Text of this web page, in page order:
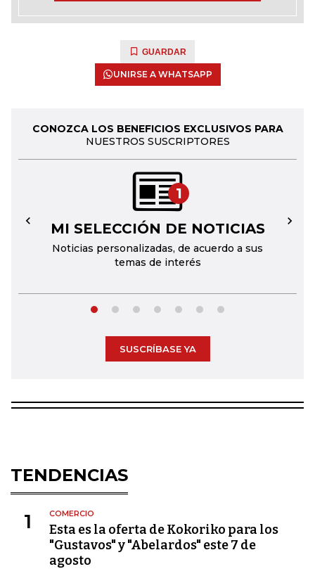
GUARDAR
UNIRSE A WHATSAPP
CONOZCA LOS BENEFICIOS EXCLUSIVOS PARA
NUESTROS SUSCRIPTORES
1
MI SELECCIÓN DE NOTICIAS
Noticias personalizadas, de acuerdo a sus
temas de interés
← →
SUSCRÍBASE YA
TENDENCIAS
1 COMERCIO
Esta es la oferta de Kokoriko para los
"Gustavos" y "Abelardos" este 7 de
agosto